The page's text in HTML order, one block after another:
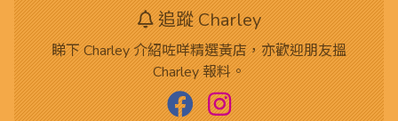
追蹤 Charley
睇下 Charley 介紹咗咩精選黃店，亦歡迎朋友搵
Charley 報料。